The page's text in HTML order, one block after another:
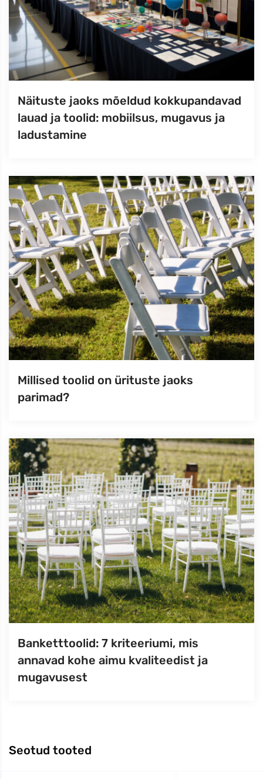
Näituste jaoks mõeldud kokkupandavad
lauad ja toolid: mobiilsus, mugavus ja
ladustamine
Millised toolid on ürituste jaoks
parimad?
Banketttoolid: 7 kriteeriumi, mis
annavad kohe aimu kvaliteedist ja
mugavusest
Seotud tooted